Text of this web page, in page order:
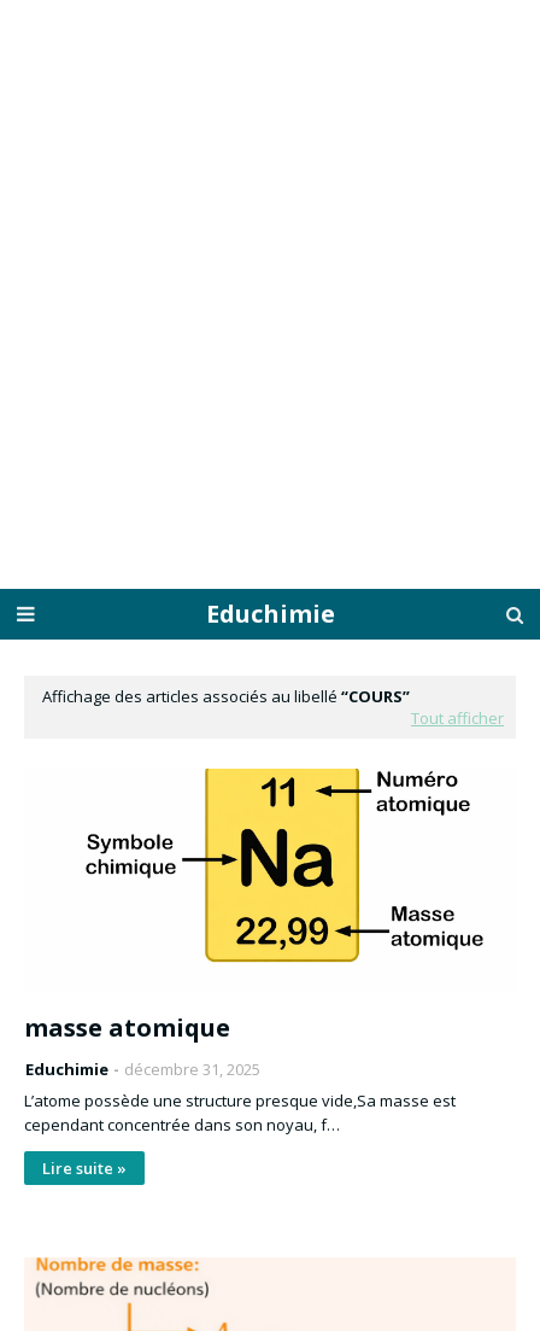
Educhimie
Affichage des articles associés au libellé
COURS
Tout afficher
masse atomique
Educhimie
décembre 31, 2025
L’atome possède une structure presque vide,Sa masse est
cependant concentrée dans son noyau, f…
Lire suite »